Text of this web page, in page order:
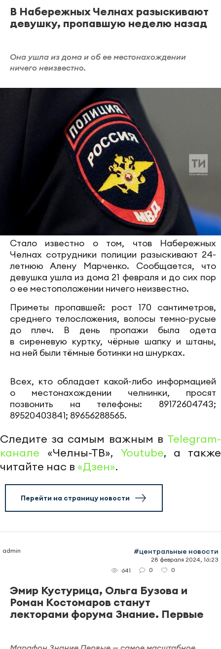
В Набережных Челнах разыскивают
девушку, пропавшую неделю назад
Она ушла из дома и об ее местонахождении
ничего неизвестно.
Стало известно о том, чтов Набережных
Челнах сотрудники полиции разыскивают 24-
летнюю Алену Марченко. Сообщается, что
девушка ушла из дома 21 февраля и до сих пор
о ее местоположении ничего неизвестно.
Приметы пропавшей: рост 170 сантиметров,
среднего телосложения, волосы темно-русые
до плеч. В день пропажи была одета
в сиреневую куртку, чёрные шапку и штаны,
на ней были тёмные ботинки на шнурках.
Всех, кто обладает какой-либо информацией
о местонахождении челнинки, просят
позвонить на телефоны: 89172604743;
89520403841; 89656288565.
Следите за самым важным в Telegram-
канале «Челны-ТВ», Youtube, а также
читайте нас в «Дзен».
Перейти на страницу новости
admin #центральные новости
28 февраля 2024, 16:23
641
0 0
Эмир Кустурица, Ольга Бузова и
Роман Костомаров станут
лекторами форума Знание. Первые